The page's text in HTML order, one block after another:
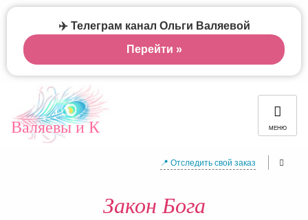
Валяевы и К МЕНЮ
📍 Отследить свой заказ
Закон Бога
✈️ Телеграм канал Ольги Валяевой
Перейти »